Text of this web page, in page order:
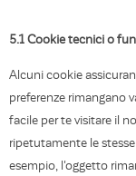
5.1 Cookie tecnici o
Alcuni cookie
preferenze rimangano
facile per te visitare il
ripetutamente le
esempio, l'oggetto